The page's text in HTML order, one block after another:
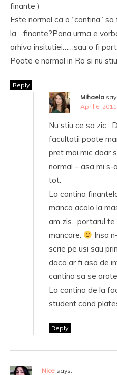
finante )
Este normal ca o “cantina”
la….finante?Pana urma e
arhiva insitutiei……sau o fi
Poate e normal in Ro si nu
Reply
Mihaela
April 6,
Nu stiu ce sa
facultatii poate
pret mai mic doar
normal – asa mi
tot.
La cantina
manca acolo la
am zis…portarul
mancare.
Insa
scrie pe usi sau
daca ar fi asa de
cantina sa se
La cantina de la
student cand
Reply
Nice says: